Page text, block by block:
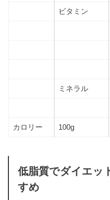
ビタミン
ミネラル
カロリー 100g
低脂質でダイエッ
すめ